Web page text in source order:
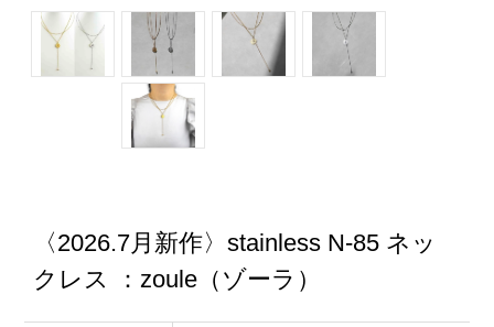
〈2026.7月新作〉stainless N-85 ネッ
クレス ：zoule（ゾーラ）